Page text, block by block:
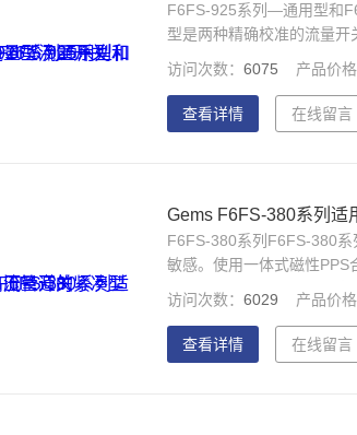
F6FS-925系列—通用型和
型是两种精确校准的流量
2500PSIG，可精确探测流
统。
访问次数：6075 产品价格
查看详情 在线留言
Gems F6FS-380系列适
F6FS-380系列F6FS-380
敏感。使用一体式磁性
要应用：工业清洗设备、高
访问次数：6029 产品价格
查看详情 在线留言